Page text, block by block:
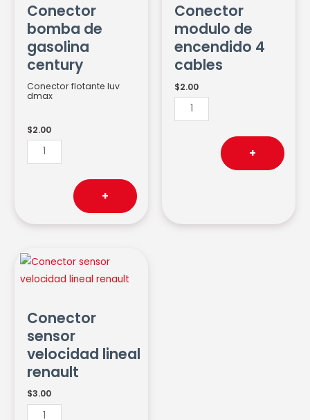
Conector
bomba de
gasolina
century
Conector flotante luv
dmax
$2.00
century
cantidad
+
Conector
modulo de
encendido 4
cables
$2.00
4
cables
cantidad
+
Conector
sensor
velocidad lineal
renault
$3.00
Conector
sensor
renault
cantidad